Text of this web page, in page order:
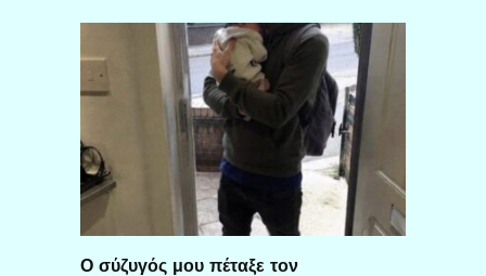
Ο σύζυγός μου πέταξε τον